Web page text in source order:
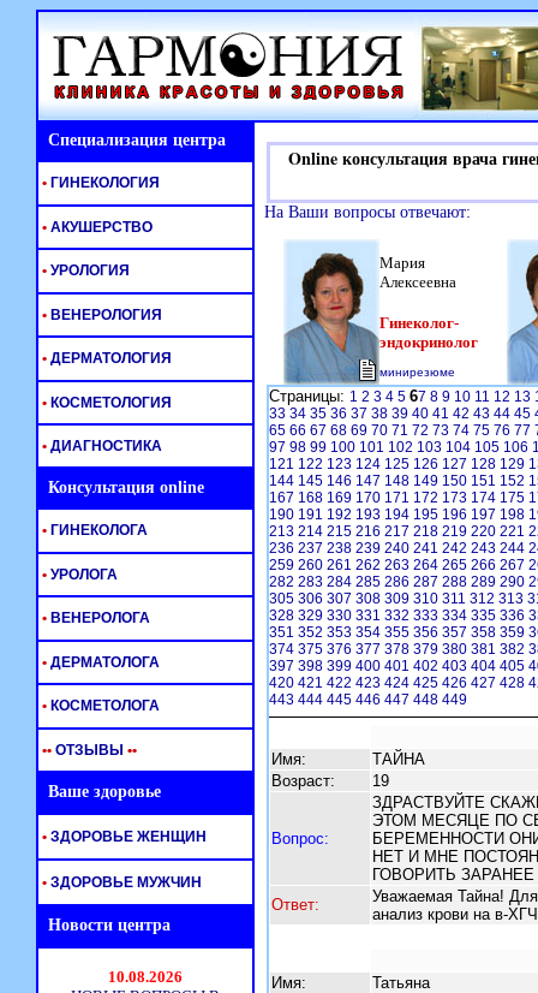
Специализация центра
Online консультация врача
На Ваши вопросы отвечают:
Мария
Алексеевна
Гинеколог-
эндокринолог
минирезюме
Страницы: 1 2 3 4 5 67 8 9 10 11 12 13
33 34 35 36 37 38 39 40 41 42 43 44 45
65 66 67 68 69 70 71 72 73 74 75 76 77
97 98 99 100 101 102 103 104 105 106
121 122 123 124 125 126 127 128 129
144 145 146 147 148 149 150 151 152
167 168 169 170 171 172 173 174 175
190 191 192 193 194 195 196 197 198
213 214 215 216 217 218 219 220 221
236 237 238 239 240 241 242 243 244
259 260 261 262 263 264 265 266 267
282 283 284 285 286 287 288 289 290
305 306 307 308 309 310 311 312 313
328 329 330 331 332 333 334 335 336
351 352 353 354 355 356 357 358 359
374 375 376 377 378 379 380 381 382
397 398 399 400 401 402 403 404 405
420 421 422 423 424 425 426 427 428
443 444 445 446 447 448 449
Имя:
ТАЙНА
Возраст:
19
Вопрос:
ЗДРАСТВУЙТЕ
ЭТОМ МЕСЯЦЕ ПО
БЕРЕМЕННОСТИ
НЕТ И МНЕ
ГОВОРИТЬ
Ответ:
Уважаемая Тайна!
анализ крови на в-
Имя:
Татьяна
• ГИНЕКОЛОГИЯ
• АКУШЕРСТВО
• УРОЛОГИЯ
• ВЕНЕРОЛОГИЯ
• ДЕРМАТОЛОГИЯ
• КОСМЕТОЛОГИЯ
• ДИАГНОСТИКА
Консультация online
• ГИНЕКОЛОГА
• УРОЛОГА
• ВЕНЕРОЛОГА
• ДЕРМАТОЛОГА
• КОСМЕТОЛОГА
•• ОТЗЫВЫ ••
Ваше здоровье
• ЗДОРОВЬЕ ЖЕНЩИН
• ЗДОРОВЬЕ МУЖЧИН
Новости центра